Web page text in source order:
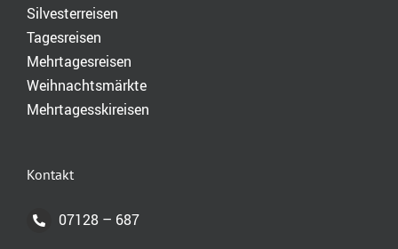
Kontakt
07128 – 687
Silvesterreisen
Tagesreisen
Mehrtagesreisen
Weihnachtsmärkte
Mehrtagesskireisen